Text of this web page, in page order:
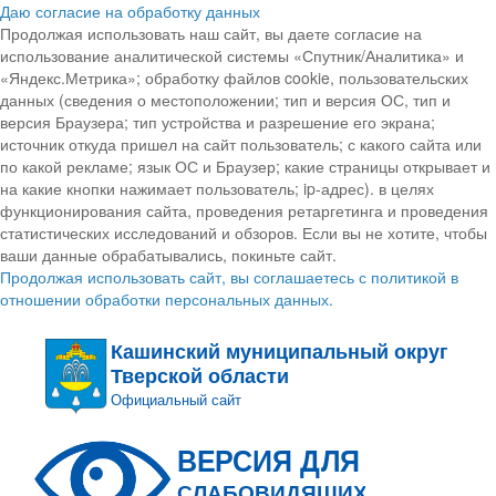
Даю согласие на обработку данных
Продолжая использовать наш сайт, вы даете согласие на
использование аналитической системы «Спутник/Аналитика» и
«Яндекс.Метрика»; обработку файлов cookie, пользовательских
данных (сведения о местоположении; тип и версия ОС, тип и
версия Браузера; тип устройства и разрешение его экрана;
источник откуда пришел на сайт пользователь; с какого сайта или
по какой рекламе; язык ОС и Браузер; какие страницы открывает и
на какие кнопки нажимает пользователь; ip-адрес). в целях
функционирования сайта, проведения ретаргетинга и проведения
статистических исследований и обзоров. Если вы не хотите, чтобы
ваши данные обрабатывались, покиньте сайт.
Продолжая использовать сайт, вы соглашаетесь с политикой в
отношении обработки персональных данных.